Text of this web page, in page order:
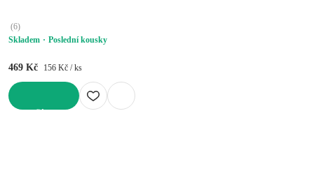
(6)
Skladem
Poslední kousky
469 Kč 156 Kč / ks